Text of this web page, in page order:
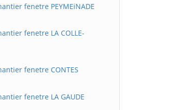
fenetre PEYMEiNADE
fenetre LA COLLE-
fenetre CONTES
fenetre LA GAUDE